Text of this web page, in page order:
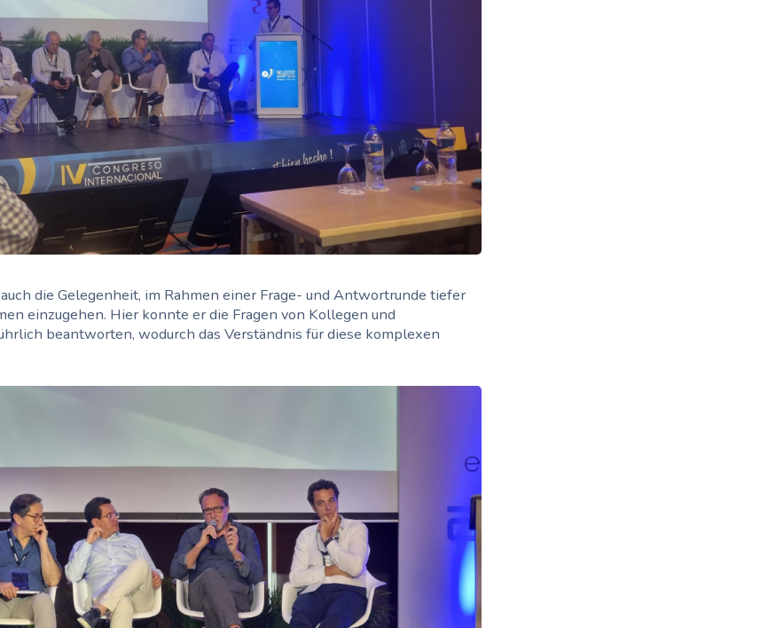
die Gelegenheit, im Rahmen einer Frage- und Antwortrunde tiefer
einzugehen. Hier konnte er die Fragen von Kollegen und
beantworten, wodurch das Verständnis für diese komplexen